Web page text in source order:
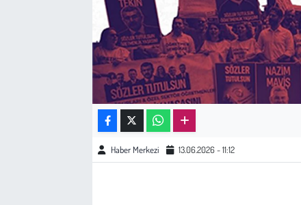
Haber Merkezi 13.06.2026 - 11:12
Kültür Sanat
Bilim - Teknoloji
Hayvan Hakları